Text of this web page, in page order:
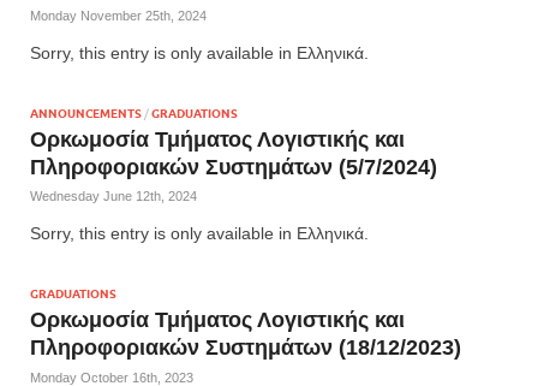
Monday November 25th, 2024
Sorry, this entry is only available in Ελληνικά.
ANNOUNCEMENTS /GRADUATIONS
Ορκωμοσία Τμήματος Λογιστικής και
Πληροφοριακών Συστημάτων (5/7/2024)
Wednesday June 12th, 2024
Sorry, this entry is only available in Ελληνικά.
GRADUATIONS
Ορκωμοσία Τμήματος Λογιστικής και
Πληροφοριακών Συστημάτων (18/12/2023)
Monday October 16th, 2023